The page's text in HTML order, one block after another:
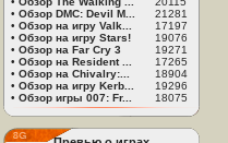
• Обзор DMC: Devil M...
21281
• Обзор на игру Valk...
17197
• Обзор на игру Stars!
19076
• Обзор на Far Cry 3
19271
• Обзор на Resident ...
17265
• Обзор на Chivalry:...
18904
• Обзор на игру Kerb...
19296
• Обзор игры 007: Fr... 18075